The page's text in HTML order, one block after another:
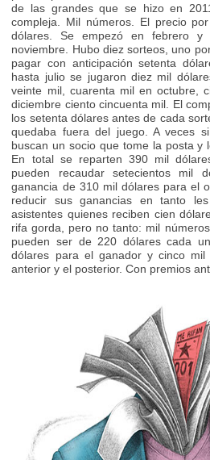
de las grandes que se hizo en
compleja. Mil números. El precio
dólares. Se empezó en febrero
noviembre. Hubo diez sorteos, uno
pagar con anticipación setenta
hasta julio se jugaron diez mil
veinte mil, cuarenta mil en octubre,
diciembre ciento cincuenta mil. El
los setenta dólares antes de cada
quedaba fuera del juego. A veces
buscan un socio que tome la posta y
En total se reparten 390 mil
pueden recaudar setecientos mil
ganancia de 310 mil dólares para el
reducir sus ganancias en tanto
asistentes quienes reciben cien
rifa gorda, pero no tanto: mil
pueden ser de 220 dólares cada
dólares para el ganador y cinco
anterior y el posterior. Con premios